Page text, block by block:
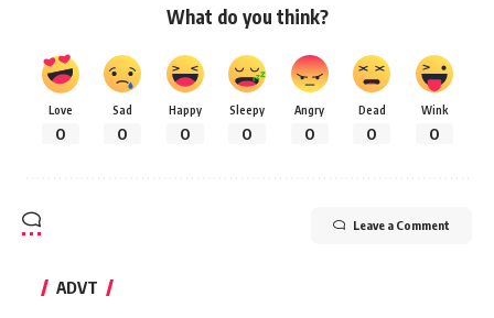
What do you think?
Love
0
Sad
0
Happy
0
Sleepy
0
Angry
0
Dead
0
Wink
0
Leave a Comment
ADVT